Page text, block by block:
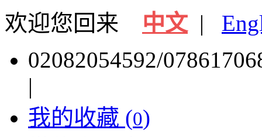
欢迎您回来 中文 |
02082054592/
|
我的收藏 (0)